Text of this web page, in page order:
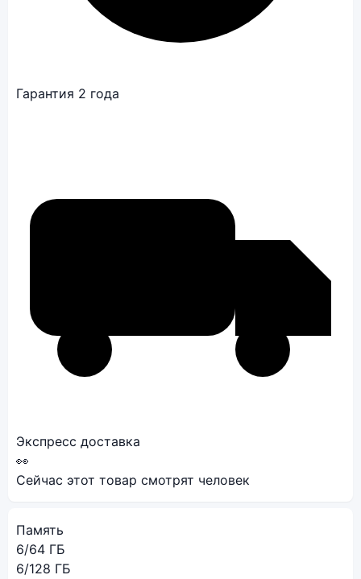
Гарантия 2 года
Экспресс доставка
👀
Сейчас этот товар смотрят человек
Память
6/64 ГБ
6/128 ГБ